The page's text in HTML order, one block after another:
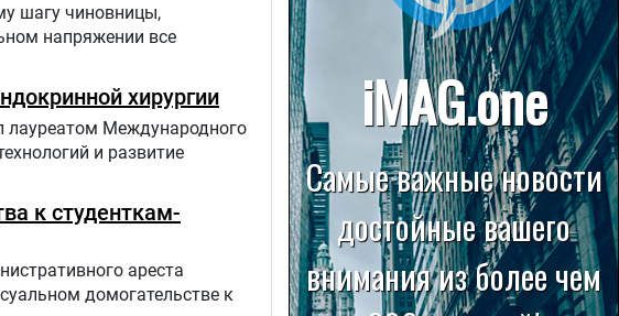
шагу чиновницы,
напряжении все
хирургии
лауреатом Международного
и развитие
к студенткам-
ареста
домогательстве к